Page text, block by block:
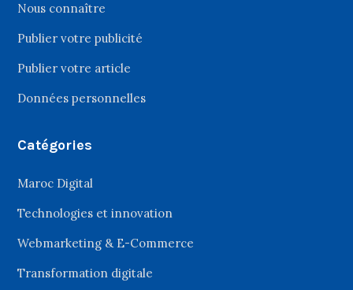
Nous connaître
Publier votre publicité
Publier votre article
Données personnelles
Catégories
Maroc Digital
Technologies et innovation
Webmarketing & E-Commerce
Transformation digitale